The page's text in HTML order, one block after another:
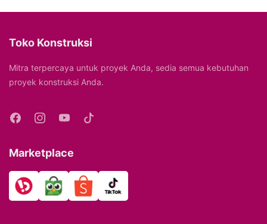
Toko Konstruksi
Mitra terpercaya untuk proyek Anda, sedia semua kebutuhan
proyek konstruksi Anda.
Marketplace